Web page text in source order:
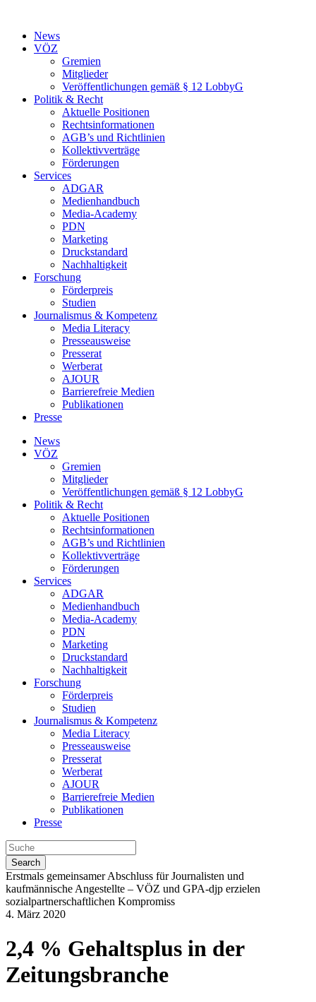
springenNews
VÖZ
Gremien
Mitglieder
Veröffentlichungen gemäß § 12 LobbyG
Politik & Recht
Aktuelle Positionen
Rechtsinformationen
AGB’s und Richtlinien
Kollektivverträge
Förderungen
Services
ADGAR
Medienhandbuch
Media-Academy
PDN
Marketing
Druckstandard
Nachhaltigkeit
Forschung
Förderpreis
Studien
Journalismus & Kompetenz
Media Literacy
Presseausweise
Presserat
Werberat
AJOUR
Barrierefreie Medien
Publikationen
Presse
News
VÖZ
Gremien
Mitglieder
Veröffentlichungen gemäß § 12 LobbyG
Politik & Recht
Aktuelle Positionen
Rechtsinformationen
AGB’s und Richtlinien
Kollektivverträge
Förderungen
Services
ADGAR
Medienhandbuch
Media-Academy
PDN
Marketing
Druckstandard
Nachhaltigkeit
Forschung
Förderpreis
Studien
Journalismus & Kompetenz
Media Literacy
Presseausweise
Presserat
Werberat
AJOUR
Barrierefreie Medien
Publikationen
Presse
Search
Erstmals gemeinsamer Abschluss für Journalisten und
kaufmännische Angestellte – VÖZ und GPA-djp erzielen
sozialpartnerschaftlichen Kompromiss
4. März 2020
2,4 % Gehaltsplus in der
Zeitungsbranche